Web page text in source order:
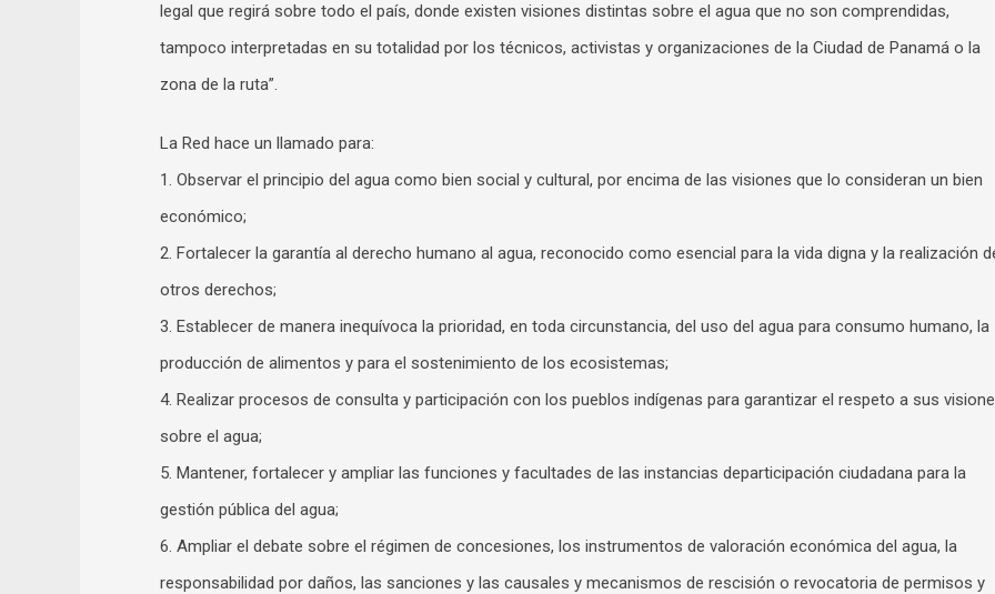
legal que regirá sobre todo el país, donde existen visiones distintas sobre el agua que no son comprendidas,
tampoco interpretadas en su totalidad por los técnicos, activistas y organizaciones de la Ciudad de Panamá o la
zona de la ruta”.
La Red hace un llamado para:
1. Observar el principio del agua como bien social y cultural, por encima de las visiones que lo consideran un bien
económico;
2. Fortalecer la garantía al derecho humano al agua, reconocido como esencial para la vida digna y la realización
otros derechos;
3. Establecer de manera inequívoca la prioridad, en toda circunstancia, del uso del agua para consumo humano, la
producción de alimentos y para el sostenimiento de los ecosistemas;
4. Realizar procesos de consulta y participación con los pueblos indígenas para garantizar el respeto a sus
sobre el agua;
5. Mantener, fortalecer y ampliar las funciones y facultades de las instancias departicipación ciudadana para la
gestión pública del agua;
6. Ampliar el debate sobre el régimen de concesiones, los instrumentos de valoración económica del agua, la
responsabilidad por daños, las sanciones y las causales y mecanismos de rescisión o revocatoria de permisos y